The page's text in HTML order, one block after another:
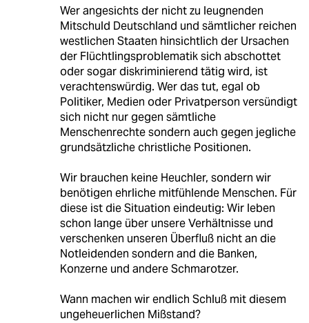
Wer angesichts der nicht zu leugnenden
Mitschuld Deutschland und sämtlicher reichen
westlichen Staaten hinsichtlich der Ursachen
der Flüchtlingsproblematik sich abschottet
oder sogar diskriminierend tätig wird, ist
verachtenswürdig. Wer das tut, egal ob
Politiker, Medien oder Privatperson versündigt
sich nicht nur gegen sämtliche
Menschenrechte sondern auch gegen jegliche
grundsätzliche christliche Positionen.
Wir brauchen keine Heuchler, sondern wir
benötigen ehrliche mitfühlende Menschen. Für
diese ist die Situation eindeutig: Wir leben
schon lange über unsere Verhältnisse und
verschenken unseren Überfluß nicht an die
Notleidenden sondern and die Banken,
Konzerne und andere Schmarotzer.
Wann machen wir endlich Schluß mit diesem
ungeheuerlichen Mißstand?